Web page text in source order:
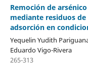
Remoción de
mediante residuos
adsorción en
Yequelin Yudith
Eduardo Vigo-Rivera
265-313